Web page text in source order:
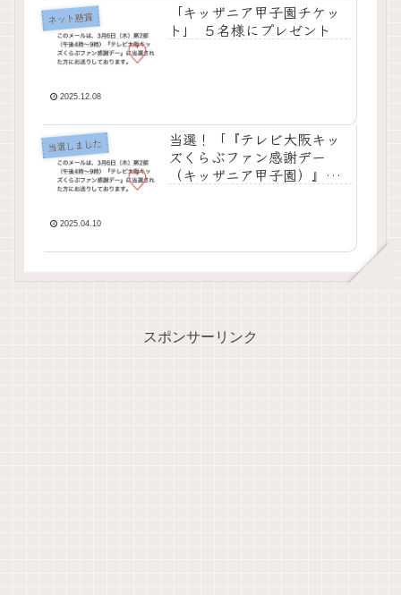
ネット懸賞
「キッザニア甲子園チケッ
ト」 ５名様にプレゼント
2025.12.08
当選しました
当選！「『テレビ大阪キッ
ズくらぶファン感謝デー
（キッザニア甲子園）』招
2025.04.10
スポンサーリンク